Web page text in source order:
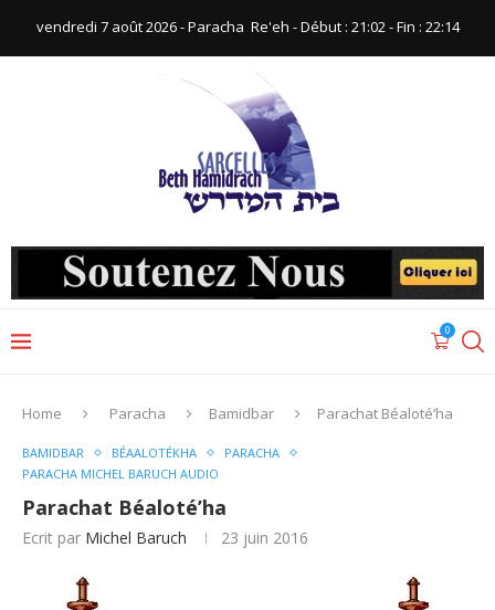
vendredi 7 août 2026 - Paracha ‪ Re'eh‬ - Début : 21:02‬ - Fin : ‪22:14‬
0
Home Paracha Bamidbar Parachat Béaloté’ha
BAMIDBAR BÉAALOTÉKHA
PARACHA
PARACHA MICHEL BARUCH AUDIO
Parachat Béaloté’ha
Ecrit par Michel Baruch 23 juin 2016